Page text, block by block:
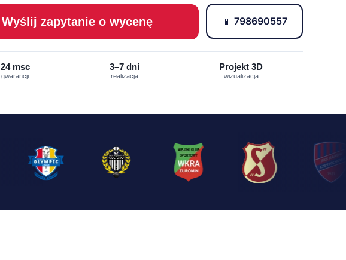
24 msc
gwarancji
3–7 dni
realizacja
Projekt 3D
wizualizacja
Wyślij zapytanie o wycenę 📱 798690557